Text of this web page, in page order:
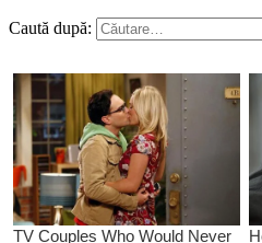
Caută după: